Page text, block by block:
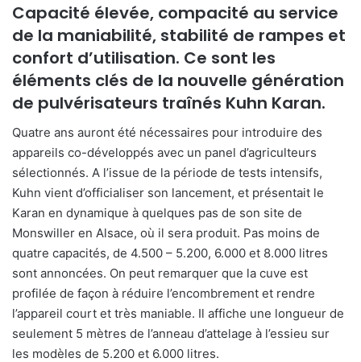
Capacité élevée, compacité au service
de la maniabilité, stabilité de rampes et
confort d’utilisation. Ce sont les
éléments clés de la nouvelle génération
de pulvérisateurs traînés Kuhn Karan.
Quatre ans auront été nécessaires pour introduire des
appareils co-développés avec un panel d’agriculteurs
sélectionnés. A l’issue de la période de tests intensifs,
Kuhn vient d’officialiser son lancement, et présentait le
Karan en dynamique à quelques pas de son site de
Monswiller en Alsace, où il sera produit. Pas moins de
quatre capacités, de 4.500 – 5.200, 6.000 et 8.000 litres
sont annoncées. On peut remarquer que la cuve est
profilée de façon à réduire l’encombrement et rendre
l’appareil court et très maniable. Il affiche une longueur de
seulement 5 mètres de l’anneau d’attelage à l’essieu sur
les modèles de 5.200 et 6.000 litres.